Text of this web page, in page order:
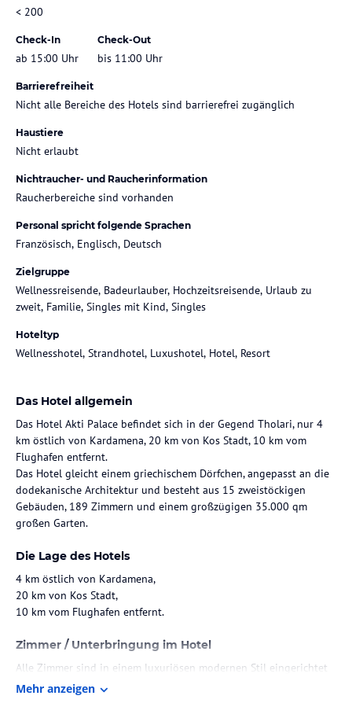
< 200
Check-In
ab 15:00 Uhr
Check-Out
bis 11:00 Uhr
Barrierefreiheit
Nicht alle Bereiche des Hotels sind barrierefrei zugänglich
Haustiere
Nicht erlaubt
Nichtraucher- und Raucherinformation
Raucherbereiche sind vorhanden
Personal spricht folgende Sprachen
Französisch, Englisch, Deutsch
Zielgruppe
Wellnessreisende, Badeurlauber, Hochzeitsreisende, Urlaub zu
zweit, Familie, Singles mit Kind, Singles
Hoteltyp
Wellnesshotel, Strandhotel, Luxushotel, Hotel, Resort
Das Hotel allgemein
Das Hotel Akti Palace befindet sich in der Gegend Tholari, nur 4
km östlich von Kardamena, 20 km von Kos Stadt, 10 km vom
Flughafen entfernt.
Das Hotel gleicht einem griechischem Dörfchen, angepasst an die
dodekanische Architektur und besteht aus 15 zweistöckigen
Gebäuden, 189 Zimmern und einem großzügigen 35.000 qm
großen Garten.
Die Lage des Hotels
4 km östlich von Kardamena,
20 km von Kos Stadt,
10 km vom Flughafen entfernt.
Zimmer / Unterbringung im Hotel
Alle Zimmer sind in einem luxuriösen modernen Stil eingerichtet
und bieten individuell regulierbare Klimaanlagen, Bad oder
Mehr anzeigen